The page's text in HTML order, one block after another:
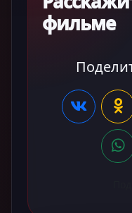
фильме